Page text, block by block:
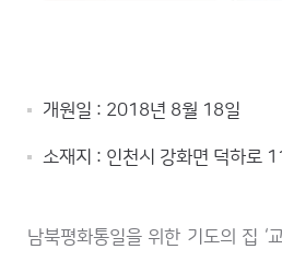
개원일 : 2018년 8월 18일
소재지 : 인천시 강화면 덕하로
남북평화통일을 위한 기도의 집 ‘